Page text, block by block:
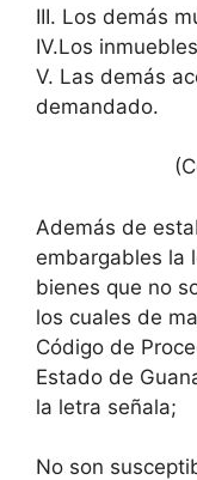
III. Los demás
IV.Los
V. Las demás
demandado.
Además de
embargables la
bienes que no
los cuales de
Código de
Estado de
la letra señala;
No son